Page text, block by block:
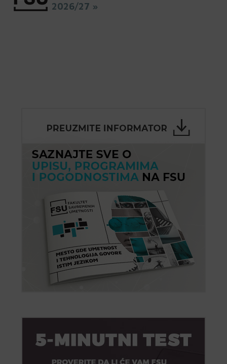
2026/27 »